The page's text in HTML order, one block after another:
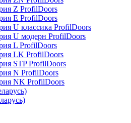
Z ProfilDoors
Е ProfilDoors
U классика ProfilDoors
U модерн ProfilDoors
L ProfilDoors
LK ProfilDoors
STP ProfilDoors
N ProfilDoors
NK ProfilDoors